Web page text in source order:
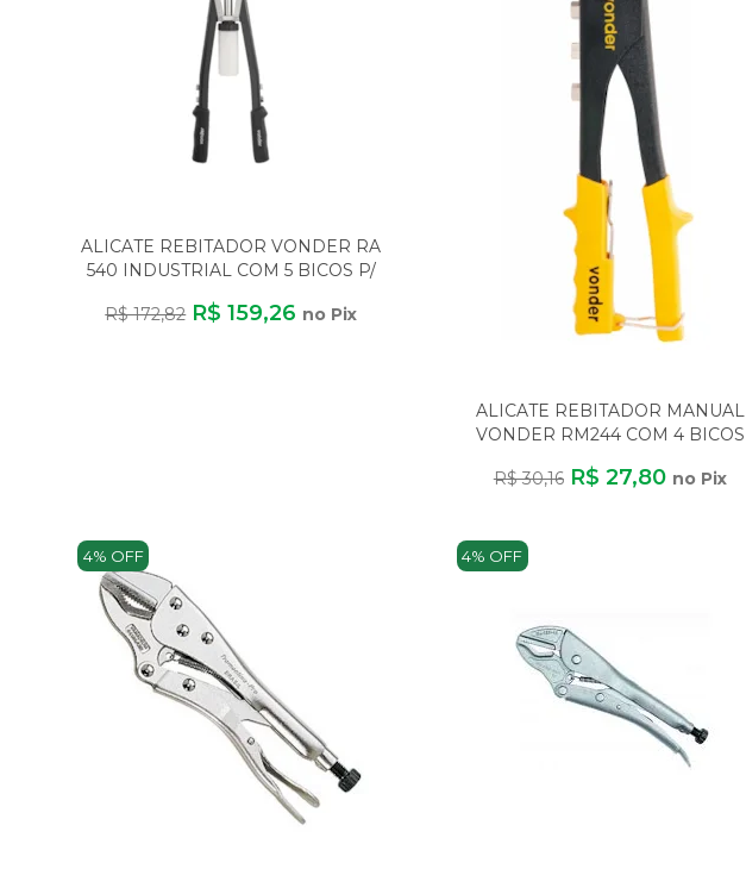
ALICATE REBITADOR VONDER RA
540 INDUSTRIAL COM 5 BICOS P/
R$ 172,82 R$ 159,26 no Pix
ALICATE REBITADOR MANUAL
VONDER RM244 COM 4 BICOS
R$ 30,16 R$ 27,80 no Pix
4% OFF 4% OFF